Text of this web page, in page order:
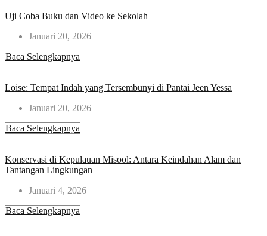
Uji Coba Buku dan Video ke Sekolah
Januari 20, 2026
Baca Selengkapnya
Loise: Tempat Indah yang Tersembunyi di Pantai Jeen Yessa
Januari 20, 2026
Baca Selengkapnya
Konservasi di Kepulauan Misool: Antara Keindahan Alam dan
Tantangan Lingkungan
Januari 4, 2026
Baca Selengkapnya